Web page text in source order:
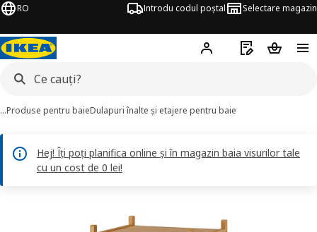
RO Introdu codul poștal Selectare magazin
Hej! Autentifică-te
Listă deCoșul de
…Produse pentru baieDulapuri înalte și etajere pentru baie
Hej! Îți poți planifica online și în magazin baia visurilor tale
cu un cost de 0 lei!